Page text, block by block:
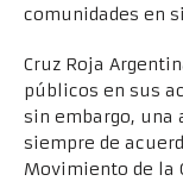
comunidades en
Cruz Roja
públicos en sus
sin embargo,
siempre de
Movimiento de la